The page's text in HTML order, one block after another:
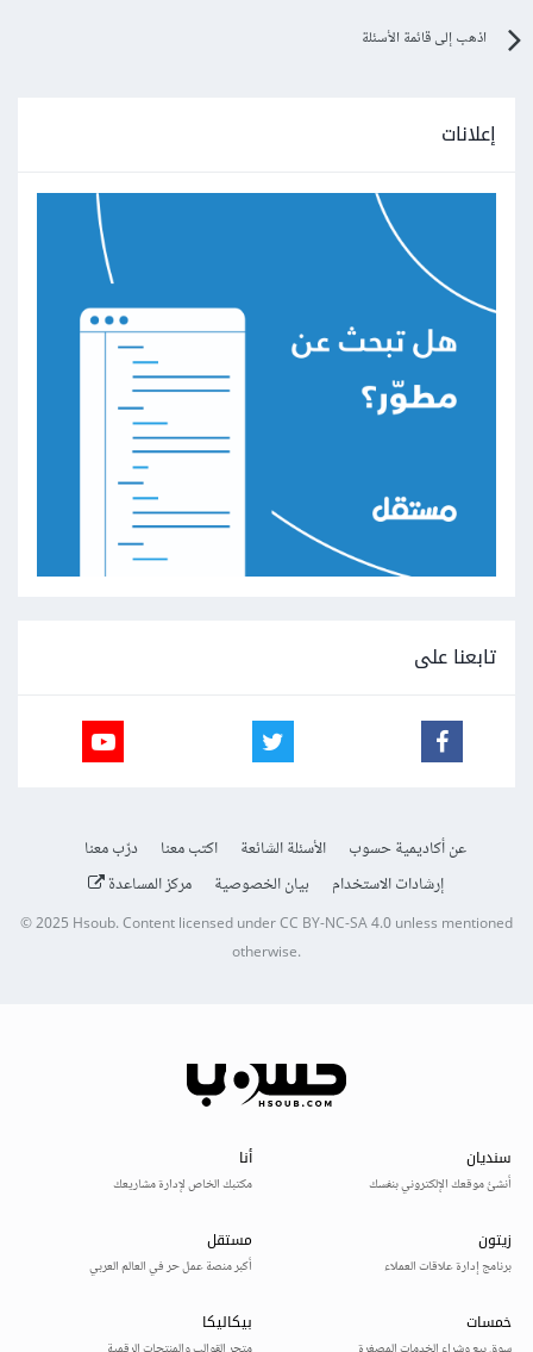
اذهب إلى قائمة الأسئلة
إعلانات
تابعنا على
عن أكاديمية حسوب الأسئلة الشائعة اكتب معنا
درّب معنا
إرشادات الاستخدام
بيان الخصوصية مركز المساعدة
© 2025Hsoub.Content licensed underCC BY-NC-SA 4.0unless mentioned
otherwise.